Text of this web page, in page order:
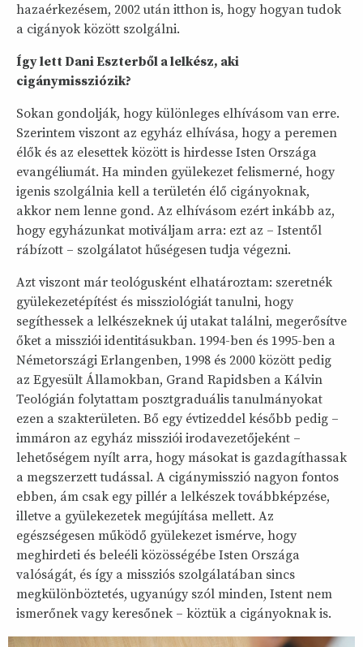
hazaérkezésem, 2002 után itthon is, hogy hogyan tudok
a cigányok között szolgálni.
Így lett Dani Eszterből a lelkész, aki
cigánymissziózik?
Sokan gondolják, hogy különleges elhívásom van erre.
Szerintem viszont az egyház elhívása, hogy a peremen
élők és az elesettek között is hirdesse Isten Országa
evangéliumát. Ha minden gyülekezet felismerné, hogy
igenis szolgálnia kell a területén élő cigányoknak,
akkor nem lenne gond. Az elhívásom ezért inkább az,
hogy egyházunkat motiváljam arra: ezt az – Istentől
rábízott – szolgálatot hűségesen tudja végezni.
Azt viszont már teológusként elhatároztam: szeretnék
gyülekezetépítést és missziológiát tanulni, hogy
segíthessek a lelkészeknek új utakat találni, megerősítve
őket a missziói identitásukban. 1994-ben és 1995-ben a
Németországi Erlangenben, 1998 és 2000 között pedig
az Egyesült Államokban, Grand Rapidsben a Kálvin
Teológián folytattam posztgraduális tanulmányokat
ezen a szakterületen. Bő egy évtizeddel később pedig –
immáron az egyház missziói irodavezetőjeként –
lehetőségem nyílt arra, hogy másokat is gazdagíthassak
a megszerzett tudással. A cigánymisszió nagyon fontos
ebben, ám csak egy pillér a lelkészek továbbképzése,
illetve a gyülekezetek megújítása mellett. Az
egészségesen működő gyülekezet ismérve, hogy
meghirdeti és beleéli közösségébe Isten Országa
valóságát, és így a missziós szolgálatában sincs
megkülönböztetés, ugyanúgy szól minden, Istent nem
ismerőnek vagy keresőnek – köztük a cigányoknak is.